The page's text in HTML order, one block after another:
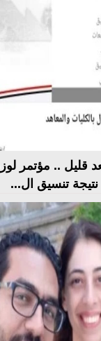
قليل .. مؤتمر
نتيجة تنسيق ال...